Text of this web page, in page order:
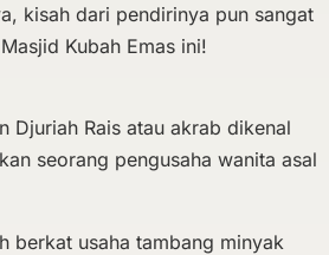
kisah dari pendirinya pun sangat
Kubah Emas ini!
Djuriah Rais atau akrab dikenal
seorang pengusaha wanita asal
berkat usaha tambang minyak